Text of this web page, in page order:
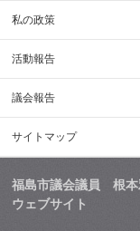
私の政策
活動報告
議会報告
サイトマップ
福島市議会議員 根
ウェブサイト